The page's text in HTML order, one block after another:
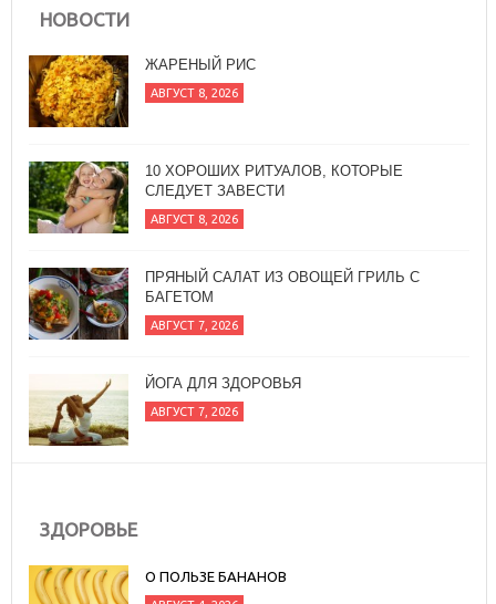
НОВОСТИ
ЖАРЕНЫЙ РИС
АВГУСТ 8, 2026
10 ХОРОШИХ РИТУАЛОВ, КОТОРЫЕ
СЛЕДУЕТ ЗАВЕСТИ
АВГУСТ 8, 2026
ПРЯНЫЙ САЛАТ ИЗ ОВОЩЕЙ ГРИЛЬ С
БАГЕТОМ
АВГУСТ 7, 2026
ЙОГА ДЛЯ ЗДОРОВЬЯ
АВГУСТ 7, 2026
ЗДОРОВЬЕ
О ПОЛЬЗЕ БАНАНОВ